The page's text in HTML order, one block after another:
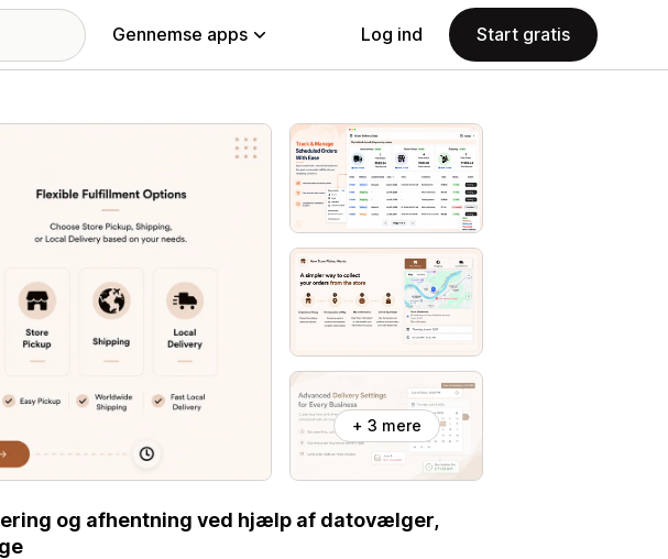
Gennemse apps Log ind Start gratis
+ 3 mere
og afhentning ved hjælp af datovælger,